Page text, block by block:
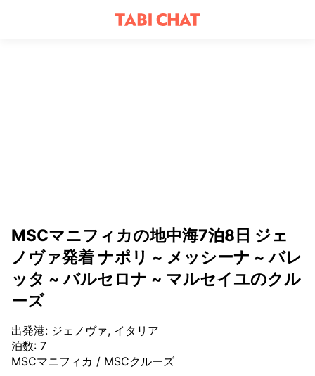
MSCマニフィカの地中海7泊8日 ジェ
ノヴァ発着 ナポリ ~ メッシーナ ~ バレ
ッタ ~ バルセロナ ~ マルセイユのクル
ーズ
出発港: ジェノヴァ, イタリア
泊数: 7
MSCマニフィカ / MSCクルーズ